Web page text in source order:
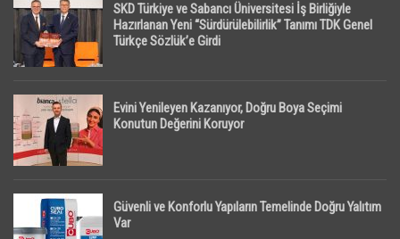
SKD Türkiye ve Sabancı Üniversitesi İş Birliğiyle
Hazırlanan Yeni “Sürdürülebilirlik” Tanımı TDK Genel
Türkçe Sözlük’e Girdi
Evini Yenileyen Kazanıyor, Doğru Boya Seçimi
Konutun Değerini Koruyor
Güvenli ve Konforlu Yapıların Temelinde Doğru Yalıtım
Var